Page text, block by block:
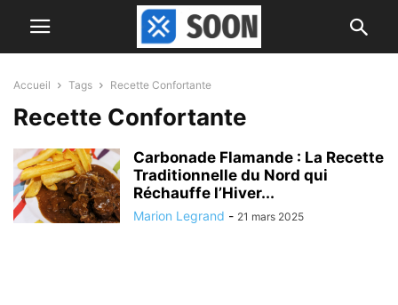
Accueil Tags Recette Confortante
Recette Confortante
Carbonade Flamande : La Recette
Traditionnelle du Nord qui
Réchauffe l’Hiver...
Marion Legrand - 21 mars 2025